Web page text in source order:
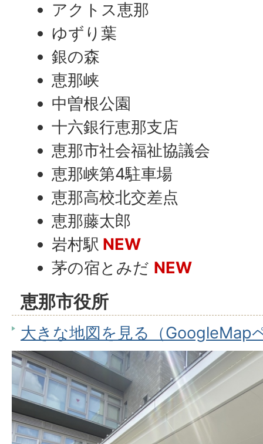
アクトス恵那
ゆずり葉
銀の森
恵那峡
中曽根公園
十六銀行恵那支店
恵那市社会福祉協議会
恵那峡第4駐車場
恵那高校北交差点
恵那藤太郎
岩村駅 NEW
茅の宿とみだ NEW
恵那市役所
大きな地図を見る（GoogleMap